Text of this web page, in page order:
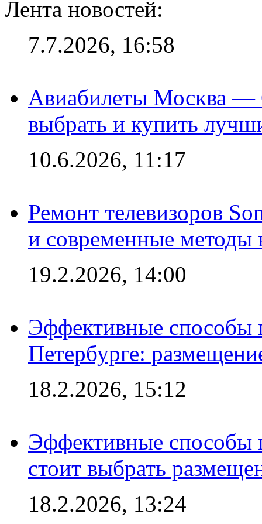
Лента новостей:
7.7.2026, 16:58
Авиабилеты Москва —
выбрать и купить
10.6.2026, 11:17
Ремонт телевизоров
и современные методы
19.2.2026, 14:00
Эффективные способы
Петербурге:
18.2.2026, 15:12
Эффективные способы
стоит выбрать
18.2.2026, 13:24